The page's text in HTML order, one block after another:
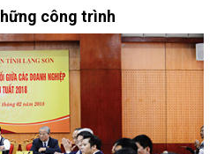
công trình